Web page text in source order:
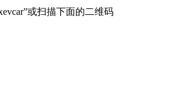
或扫描下面的二维码